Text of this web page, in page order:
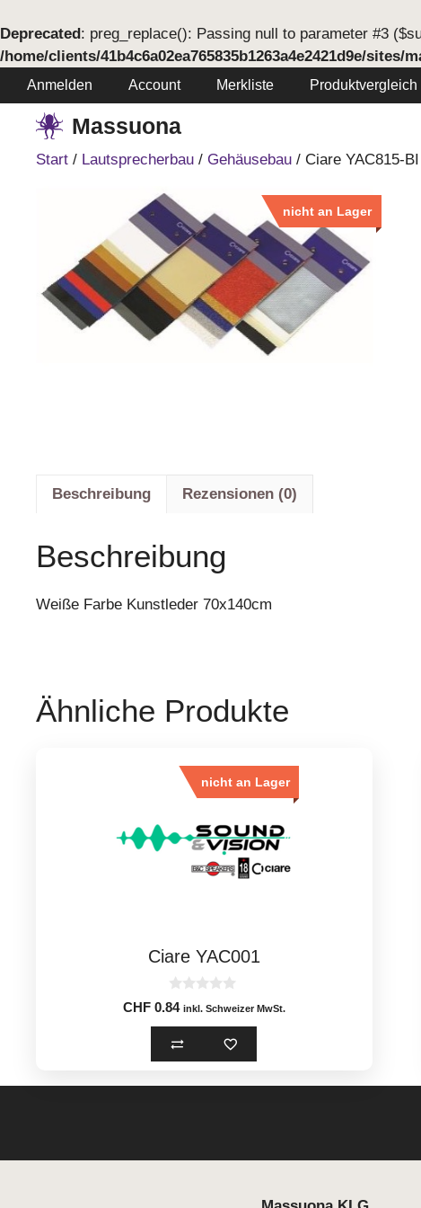
Deprecated: preg_replace(): Passing null to parameter #3
/home/clients/41b4c6a02ea765835b1263a4e2421d9e/
Springe
zum
Anmelden Account Merkliste Produktvergleich
Massuona
Start / Lautsprecherbau / Gehäusebau / Ciare YAC815-BI
nicht an Lager
Beschreibung Rezensionen (0)
Beschreibung
Weiße Farbe Kunstleder 70x140cm
Ähnliche Produkte
nicht an Lager
Ciare YAC001
0
o
u
t
o
f
CHF0.84 inkl. Schweizer MwSt.